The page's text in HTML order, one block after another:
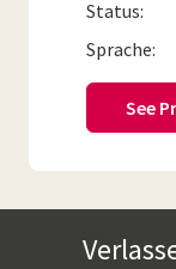
Status:
Sprache:
See